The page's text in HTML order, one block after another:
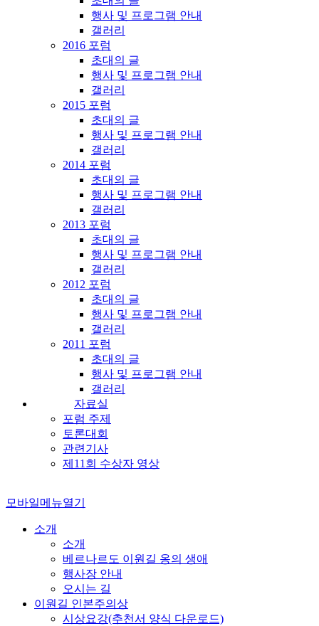
행사 및 프로그램 안내
갤러리
2016 포럼
초대의 글
행사 및 프로그램 안내
갤러리
2015 포럼
초대의 글
행사 및 프로그램 안내
갤러리
2014 포럼
초대의 글
행사 및 프로그램 안내
갤러리
2013 포럼
초대의 글
행사 및 프로그램 안내
갤러리
2012 포럼
초대의 글
행사 및 프로그램 안내
갤러리
2011 포럼
초대의 글
행사 및 프로그램 안내
갤러리
자료실
포럼 주제
토론대회
관련기사
제11회 수상자 영상
모바일메뉴열기
소개
소개
베르나르도 이원길 옹의 생애
행사장 안내
오시는 길
이원길 인본주의상
시상요강(추천서 양식 다운로드)